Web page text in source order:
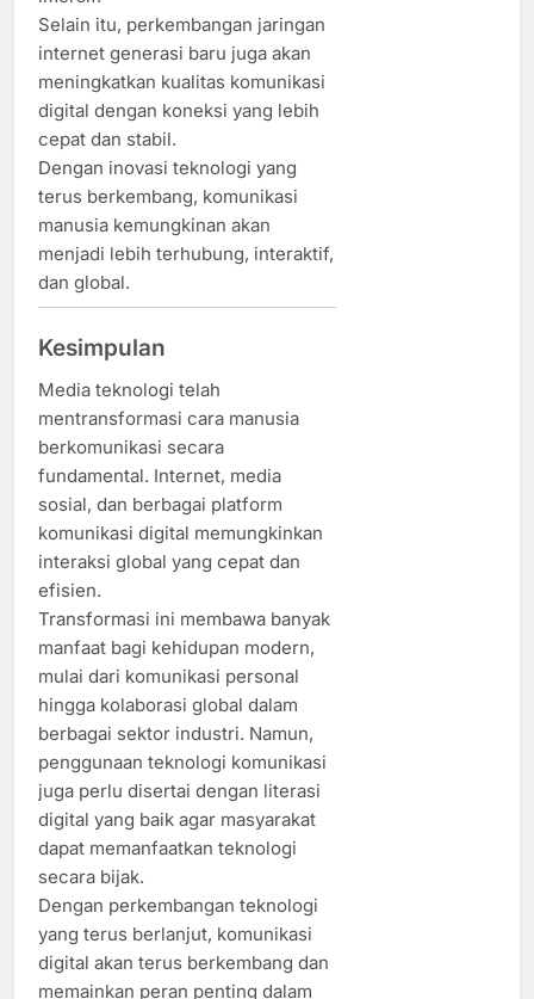
Selain itu, perkembangan jaringan
internet generasi baru juga akan
meningkatkan kualitas komunikasi
digital dengan koneksi yang lebih
cepat dan stabil.
Dengan inovasi teknologi yang
terus berkembang, komunikasi
manusia kemungkinan akan
menjadi lebih terhubung, interaktif,
dan global.
Kesimpulan
Media teknologi telah
mentransformasi cara manusia
berkomunikasi secara
fundamental. Internet, media
sosial, dan berbagai platform
komunikasi digital memungkinkan
interaksi global yang cepat dan
efisien.
Transformasi ini membawa banyak
manfaat bagi kehidupan modern,
mulai dari komunikasi personal
hingga kolaborasi global dalam
berbagai sektor industri. Namun,
penggunaan teknologi komunikasi
juga perlu disertai dengan literasi
digital yang baik agar masyarakat
dapat memanfaatkan teknologi
secara bijak.
Dengan perkembangan teknologi
yang terus berlanjut, komunikasi
digital akan terus berkembang dan
memainkan peran penting dalam